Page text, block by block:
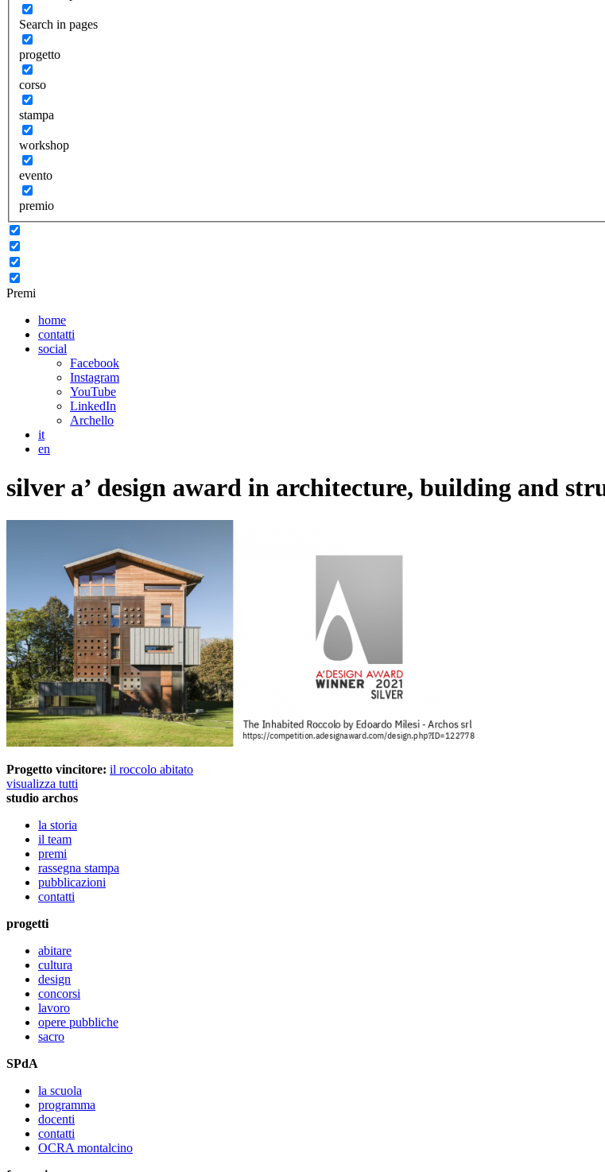
Search in pages
progetto
corso
stampa
workshop
evento
premio
Premi
home
contatti
social
Facebook
Instagram
YouTube
LinkedIn
Archello
it
en
silver a’ design award in architecture, building and
Progetto vincitore: il roccolo abitato
visualizza tutti
studio archos
la storia
il team
premi
rassegna stampa
pubblicazioni
contatti
progetti
abitare
cultura
design
concorsi
lavoro
opere pubbliche
sacro
SPdA
la scuola
programma
docenti
contatti
OCRA montalcino